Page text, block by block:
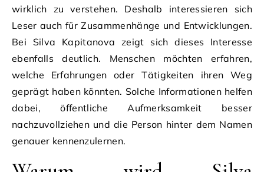
wirklich zu verstehen. Deshalb interessieren sich
Leser auch für Zusammenhänge und Entwicklungen.
Bei Silva Kapitanova zeigt sich dieses Interesse
ebenfalls deutlich. Menschen möchten erfahren,
welche Erfahrungen oder Tätigkeiten ihren Weg
geprägt haben könnten. Solche Informationen helfen
dabei, öffentliche Aufmerksamkeit besser
nachzuvollziehen und die Person hinter dem Namen
genauer kennenzulernen.